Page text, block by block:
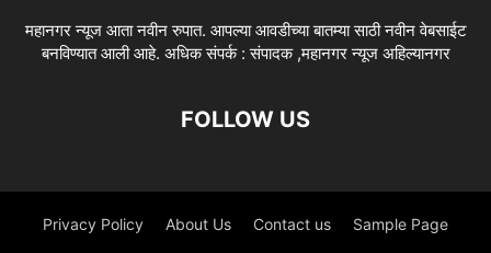
महानगर न्यूज आता नवीन रुपात. आपल्या आवडीच्या बातम्या साठी नवीन वेबसाईट
बनविण्यात आली आहे. अधिक संपर्क : संपादक ,महानगर न्यूज अहिल्यानगर
FOLLOW US
Privacy Policy About Us Contact us Sample Page